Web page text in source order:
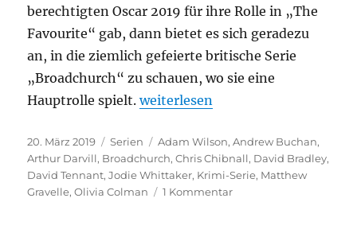
berechtigten Oscar 2019 für ihre Rolle in „The
Favourite“ gab, dann bietet es sich geradezu
an, in die ziemlich gefeierte britische Serie
„Broadchurch“ zu schauen, wo sie eine
Hauptrolle spielt.„Broadchurch“
weiterlesen
Veröffentlicht
am
20. März 2019 Kategorien
Serien Schlagwörter
Adam Wilson,Andrew Buchan,
Arthur Darvill, Broadchurch,Chris Chibnall, David Bradley,
David Tennant,Jodie Whittaker, Krimi-Serie, Matthew
Gravelle,Olivia Colman 1 Kommentarzu